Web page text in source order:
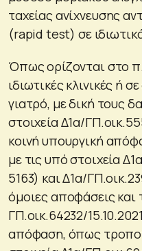
ταχείας ανίχνευσης
(rapid test) σε
Όπως ορίζονται στο
ιδιωτικές κλινικές ή
γιατρό, με δική τους
στοιχεία Δ1α/
κοινή υπουργική
με τις υπό στοιχεία
5163) και Δ1α/
όμοιες αποφάσεις και
ΓΠ.οικ.64232/
απόφαση, όπως